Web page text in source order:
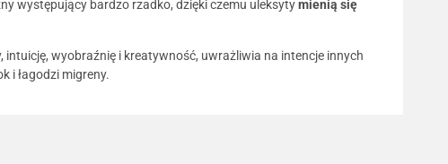
występujący bardzo rzadko, dzięki czemu uleksytymienią się
wyobraźnię i kreatywność, uwrażliwia na intencje innych
i łagodzi migreny.